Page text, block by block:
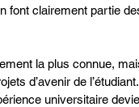
font clairement partie
la plus connue,
d’avenir de l’étudiant.
universitaire